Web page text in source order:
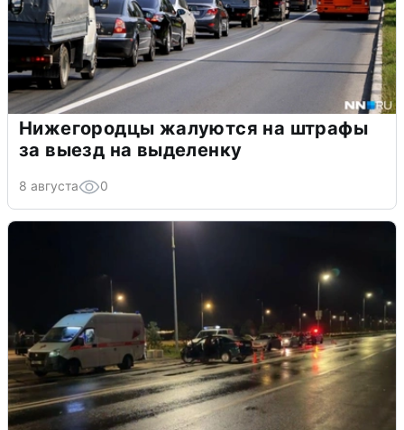
Нижегородцы жалуются на штрафы
за выезд на выделенку
8 августа 0